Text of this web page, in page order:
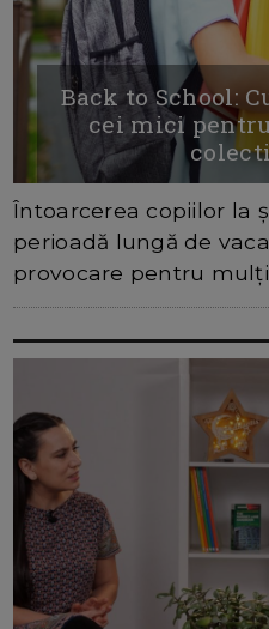
Back to School:
cei mici
Întoarcerea copiilor la
perioadă lungă de
provocare pentru mulți